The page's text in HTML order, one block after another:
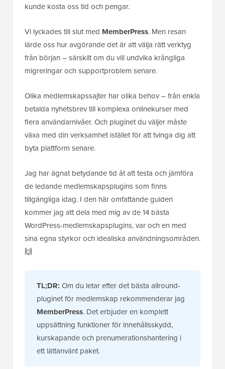
kunde kosta oss tid och pengar.
Vi lyckades till slut med MemberPress. Men resan
lärde oss hur avgörande det är att välja rätt verktyg
från början – särskilt om du vill undvika krångliga
migreringar och supportproblem senare.
Olika medlemskapssajter har olika behov – från enkla
betalda nyhetsbrev till komplexa onlinekurser med
flera användarnivåer. Och pluginet du väljer måste
växa med din verksamhet istället för att tvinga dig att
byta plattform senare.
Jag har ägnat betydande tid åt att testa och jämföra
de ledande medlemskapsplugins som finns
tillgängliga idag. I den här omfattande guiden
kommer jag att dela med mig av de 14 bästa
WordPress-medlemskapsplugins, var och en med
sina egna styrkor och idealiska användningsområden.
🙌
TL;DR: Om du letar efter det bästa allround-
pluginet för medlemskap rekommenderar jag
MemberPress. Det erbjuder en komplett
uppsättning funktioner för innehållsskydd,
kurskapande och prenumerationshantering i
ett lättanvänt paket.